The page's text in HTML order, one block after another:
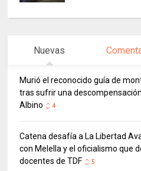
Nuevas
Murió el reconocido guía de
tras sufrir una
Albino
4
Catena desafía a La Libertad
con Melella y el oficialismo que
docentes de TDF
5